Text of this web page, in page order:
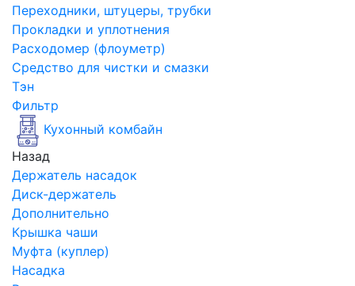
Переходники, штуцеры, трубки
Прокладки и уплотнения
Расходомер (флоуметр)
Средство для чистки и смазки
Тэн
Фильтр
Кухонный комбайн
Назад
Держатель насадок
Диск-держатель
Дополнительно
Крышка чаши
Муфта (куплер)
Насадка